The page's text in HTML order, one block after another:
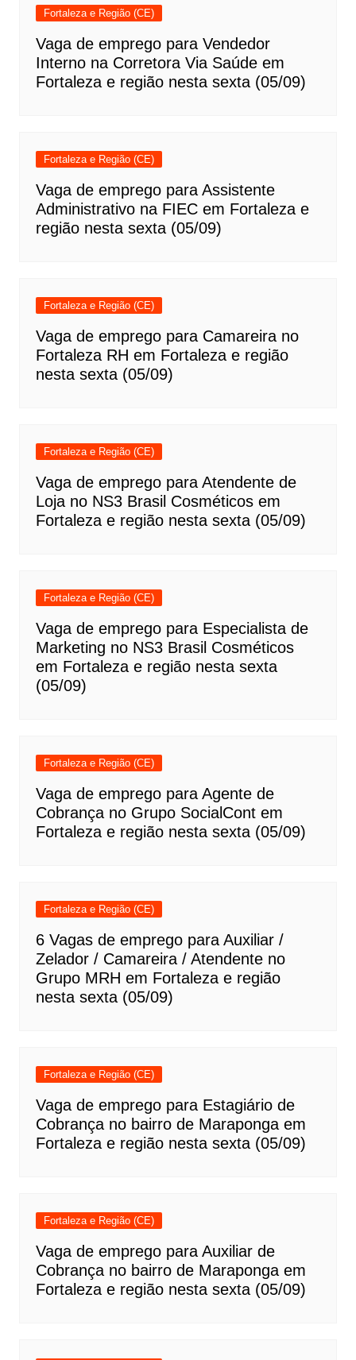
Fortaleza e Região (CE)
Vaga de emprego para Vendedor
Interno na Corretora Via Saúde em
Fortaleza e região nesta sexta (05/09)
Fortaleza e Região (CE)
Vaga de emprego para Assistente
Administrativo na FIEC em Fortaleza e
região nesta sexta (05/09)
Fortaleza e Região (CE)
Vaga de emprego para Camareira no
Fortaleza RH em Fortaleza e região
nesta sexta (05/09)
Fortaleza e Região (CE)
Vaga de emprego para Atendente de
Loja no NS3 Brasil Cosméticos em
Fortaleza e região nesta sexta (05/09)
Fortaleza e Região (CE)
Vaga de emprego para Especialista de
Marketing no NS3 Brasil Cosméticos
em Fortaleza e região nesta sexta
(05/09)
Fortaleza e Região (CE)
Vaga de emprego para Agente de
Cobrança no Grupo SocialCont em
Fortaleza e região nesta sexta (05/09)
Fortaleza e Região (CE)
6 Vagas de emprego para Auxiliar /
Zelador / Camareira / Atendente no
Grupo MRH em Fortaleza e região
nesta sexta (05/09)
Fortaleza e Região (CE)
Vaga de emprego para Estagiário de
Cobrança no bairro de Maraponga em
Fortaleza e região nesta sexta (05/09)
Fortaleza e Região (CE)
Vaga de emprego para Auxiliar de
Cobrança no bairro de Maraponga em
Fortaleza e região nesta sexta (05/09)